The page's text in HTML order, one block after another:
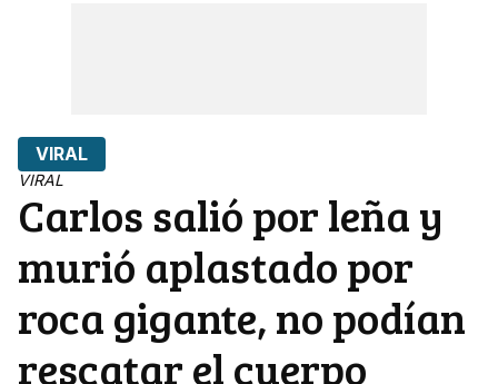
VIRAL
VIRAL
Carlos salió por leña y
murió aplastado por
roca gigante, no podían
rescatar el cuerpo